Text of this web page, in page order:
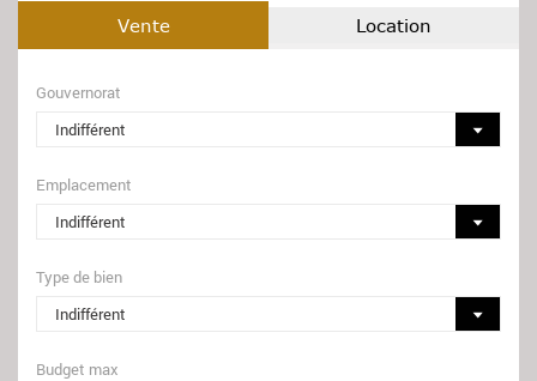
Vente Location
Gouvernorat
Emplacement
Type de bien
Budget max